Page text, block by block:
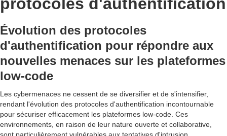
protocoles d'authentification
Évolution des protocoles
d'authentification pour répondre aux
nouvelles menaces sur les plateformes
low-code
Les cybermenaces ne cessent de se diversifier et de s'intensifier,
rendant l'évolution des protocoles d'authentification incontournable
pour sécuriser efficacement les plateformes low-code. Ces
environnements, en raison de leur nature ouverte et collaborative,